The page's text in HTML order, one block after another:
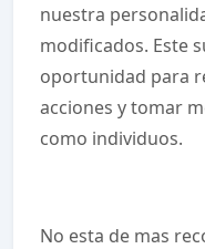
nuestra
modificados. Este
oportunidad para
acciones y tomar
como individuos.
No esta de mas